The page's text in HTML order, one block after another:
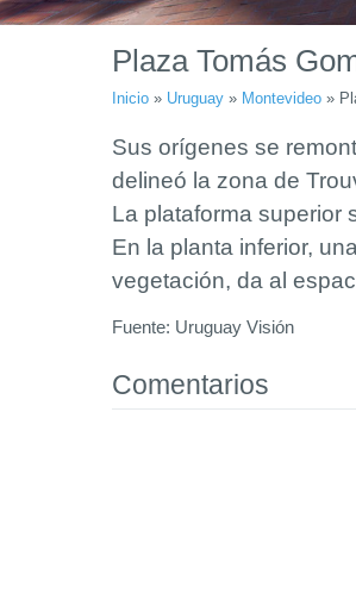
Plaza Tomás
Inicio » Uruguay » Montevideo »
Sus orígenes se
delineó la zona de
La plataforma superior
En la planta inferior,
vegetación, da al
Fuente: Uruguay Visión
Comentarios